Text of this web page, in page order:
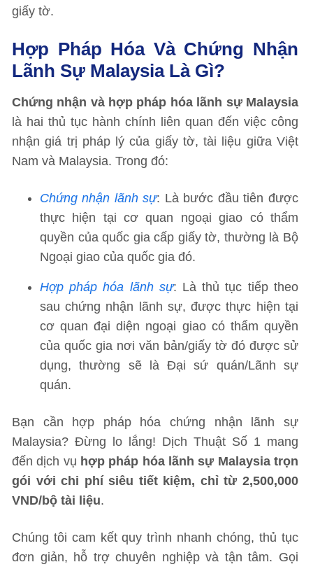
giấy tờ.
Hợp Pháp Hóa Và Chứng Nhận
Lãnh Sự Malaysia Là Gì?
Chứng nhận và hợp pháp hóa lãnh sự Malaysia
là hai thủ tục hành chính liên quan đến việc công
nhận giá trị pháp lý của giấy tờ, tài liệu giữa Việt
Nam và Malaysia. Trong đó:
Chứng nhận lãnh sự: Là bước đầu tiên được
thực hiện tại cơ quan ngoại giao có thẩm
quyền của quốc gia cấp giấy tờ, thường là Bộ
Ngoại giao của quốc gia đó.
Hợp pháp hóa lãnh sự: Là thủ tục tiếp theo
sau chứng nhận lãnh sự, được thực hiện tại
cơ quan đại diện ngoại giao có thẩm quyền
của quốc gia nơi văn bản/giấy tờ đó được sử
dụng, thường sẽ là Đại sứ quán/Lãnh sự
quán.
Bạn cần hợp pháp hóa chứng nhận lãnh sự
Malaysia? Đừng lo lắng! Dịch Thuật Số 1 mang
đến dịch vụ hợp pháp hóa lãnh sự Malaysia trọn
gói với chi phí siêu tiết kiệm, chỉ từ 2,500,000
VND/bộ tài liệu.
Chúng tôi cam kết quy trình nhanh chóng, thủ tục
đơn giản, hỗ trợ chuyên nghiệp và tận tâm. Gọi